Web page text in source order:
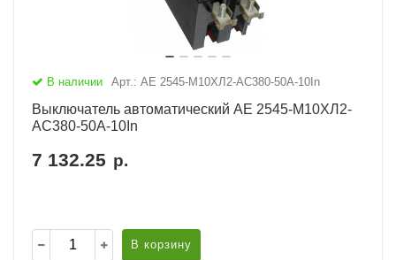
В наличии Арт.: АЕ 2545-М10ХЛ2-AC380-50А-10In
Выключатель автоматический АЕ 2545-М10ХЛ2-
AC380-50А-10In
7 132.25 р.
В корзину